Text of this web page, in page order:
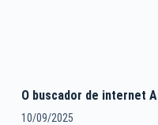
O buscador de internet
10/09/2025